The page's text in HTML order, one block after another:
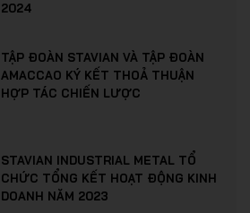
2024
TẬP ĐOÀN STAVIAN VÀ TẬP ĐOÀN
AMACCAO KÝ KẾT THOẢ THUẬN
HỢP TÁC CHIẾN LƯỢC
STAVIAN INDUSTRIAL METAL TỔ
CHỨC TỔNG KẾT HOẠT ĐỘNG KINH
DOANH NĂM 2023